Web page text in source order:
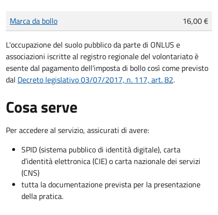
Tipo di pagamento
Importo
Marca da bollo 16,00 €
L'occupazione del suolo pubblico da parte di ONLUS e
associazioni iscritte al registro regionale del volontariato è
esente dal pagamento dell'imposta di bollo così come previsto
dal Decreto legislativo 03/07/2017, n. 117, art. 82.
Cosa serve
Per accedere al servizio, assicurati di avere:
SPID (sistema pubblico di identità digitale), carta
d’identità elettronica (CIE) o carta nazionale dei servizi
(CNS)
tutta la documentazione prevista per la presentazione
della pratica.